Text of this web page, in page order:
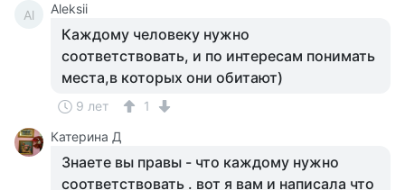
Al Aleksii
Каждому человеку нужно
соответствовать, и по интересам понимать
места,в которых они обитают)
9 лет
1
Катерина Д
Знаете вы правы - что каждому нужно
соответствовать . вот я вам и написала что